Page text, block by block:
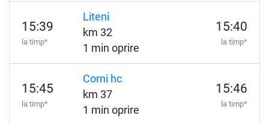
15:39
la timp*
Liteni
km 32
1 min oprire
15:40
la timp*
15:45
la timp*
Corni hc
km 37
1 min oprire
15:46
la timp*